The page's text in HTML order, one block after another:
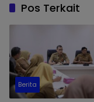
Pos Terkait
Berita